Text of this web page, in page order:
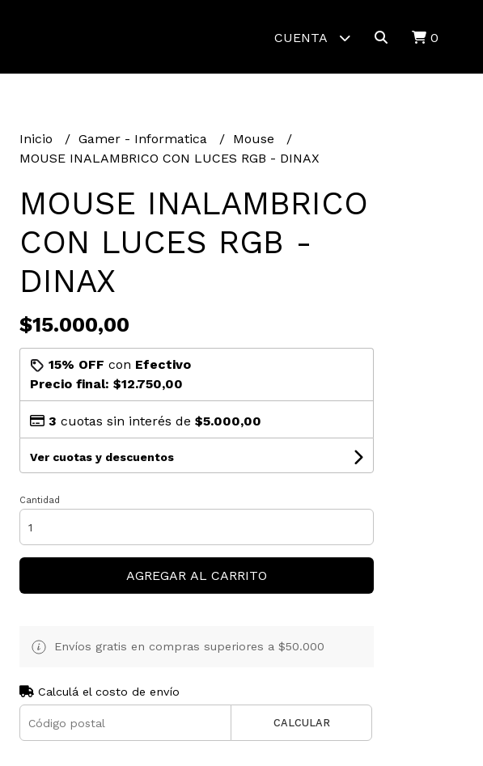
CUENTA 0
Inicio Gamer - Informatica
Mouse
MOUSE INALAMBRICO CON LUCES RGB - DINAX
MOUSE INALAMBRICO
CON LUCES RGB -
DINAX
$15.000,00
15% OFF con Efectivo
Precio final: $12.750,00
3 cuotas sin interés de $5.000,00
Ver cuotas y descuentos
Cantidad
AGREGAR AL CARRITO
Envíos gratis en compras superiores a $50.000
Calculá el costo de envío
CALCULAR